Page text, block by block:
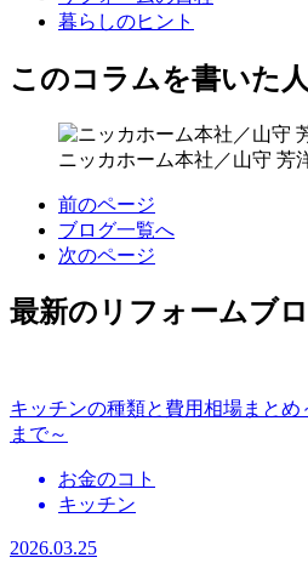
暮らしのヒント
このコラムを書いた人
ニッカホーム本社／山守 芳
前のページ
ブログ一覧へ
次のページ
最新のリフォームブ
キッチンの種類と費用相場まと
まで～
お金のコト
キッチン
2026.03.25